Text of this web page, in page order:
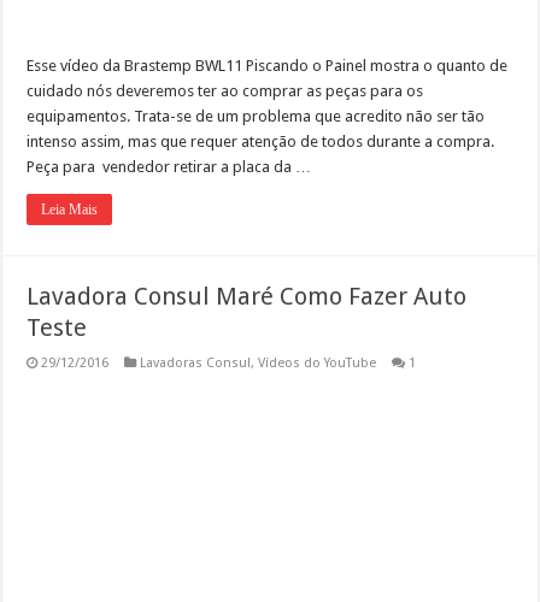
Esse vídeo da Brastemp BWL11 Piscando o Painel mostra o quanto de
cuidado nós deveremos ter ao comprar as peças para os
equipamentos. Trata-se de um problema que acredito não ser tão
intenso assim, mas que requer atenção de todos durante a compra.
Peça para vendedor retirar a placa da …
Leia Mais
Lavadora Consul Maré Como Fazer Auto
Teste
29/12/2016 Lavadoras Consul,Vídeos do YouTube 1